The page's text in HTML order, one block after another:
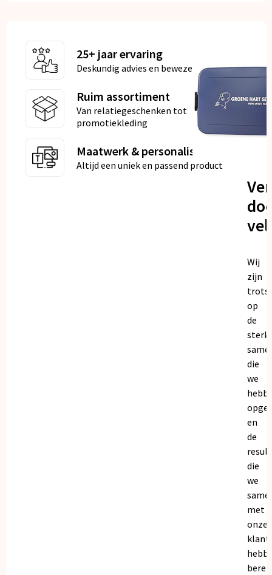
25+ jaar ervaring
Deskundig advies en bewezen kwaliteit
Ruim assortiment
Van relatiegeschenken tot
promotiekleding
Maatwerk & personalisatie
Altijd een uniek en passend product
Wij
zijn
trots
op
de
die
we
en
de
die
we
met
onze